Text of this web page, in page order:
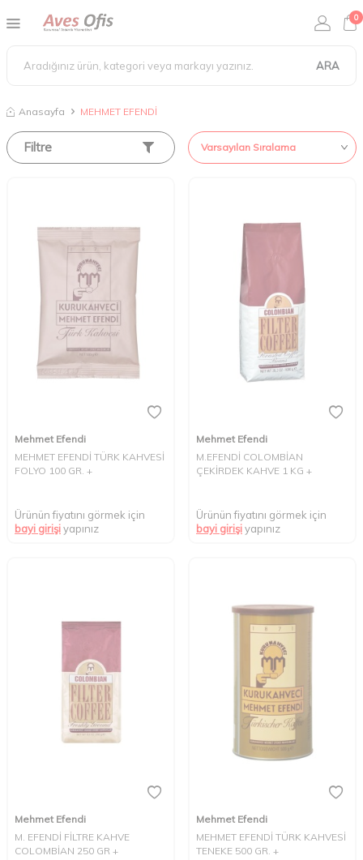
ARA
0
Anasayfa MEHMET EFENDİ
Filtre
Mehmet Efendi
MEHMET EFENDİ TÜRK KAHVESİ
FOLYO 100 GR. +
Ürünün fiyatını görmek için
bayi girişiyapınız
Mehmet Efendi
M.EFENDİ COLOMBİAN
ÇEKİRDEK KAHVE 1 KG +
Ürünün fiyatını görmek için
bayi girişiyapınız
Mehmet Efendi
M. EFENDİ FİLTRE KAHVE
COLOMBİAN 250 GR +
Mehmet Efendi
MEHMET EFENDİ TÜRK KAHVESİ
TENEKE 500 GR. +